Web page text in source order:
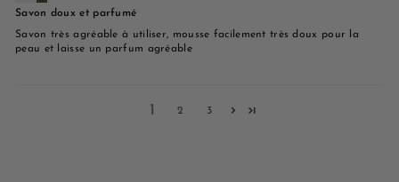
Savon doux et parfumé
Savon très agréable à utiliser, mousse facilement très doux pour la
peau et laisse un parfum agréable
1 2 3